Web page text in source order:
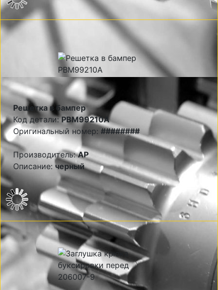
Решетка в бампер
Код детали:PBM99210A
Оригинальный номер: ########
Производитель:AP
Описание: черный